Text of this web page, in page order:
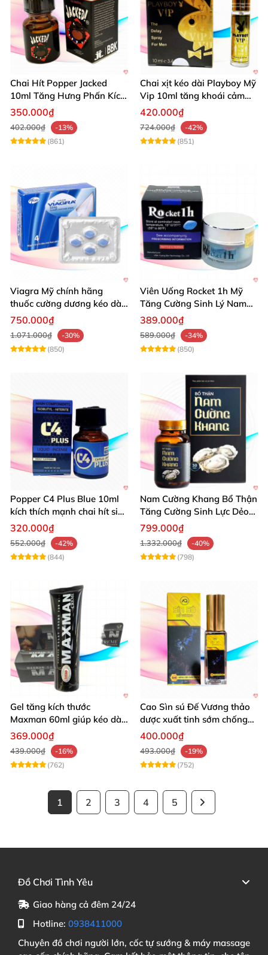
Chai Hít Popper Jacked
10ml Tăng Hưng Phấn Kích
Thích Mạnh Mẽ
350.000₫
402.000₫
-13%
(861)
Chai xịt kéo dài Playboy Mỹ
Vip 10ml tăng khoái cảm
nam
420.000₫
724.000₫
-42%
(851)
Viagra Mỹ chính hãng
thuốc cường dương kéo dài
thời gian hiệu quả cho Nam
750.000₫
1.071.000₫
-30%
(850)
Viên Uống Rocket 1h Mỹ
Tăng Cường Sinh Lý Nam
Hỗ Trợ Mạnh
389.000₫
589.000₫
-34%
(850)
Popper C4 Plus Blue 10ml
kích thích mạnh chai hít siêu
đỉnh
320.000₫
552.000₫
-42%
(844)
Nam Cường Khang Bổ Thận
Tăng Cường Sinh Lực Dẻo
Dai Mạnh Mẽ
799.000₫
1.332.000₫
-40%
(798)
Gel tăng kích thước
Maxman 60ml giúp kéo dài
thời gian quan hệ hiệu quả
369.000₫
439.000₫
-16%
(762)
Cao Sìn sú Đế Vương thảo
dược xuất tinh sớm chống
hiệu quả nhất
400.000₫
493.000₫
-19%
(752)
1 2 3 4 5
Đồ Chơi Tình Yêu
Giao hàng cả đêm 24/24
Hotline: 0938411000
Chuyên đồ chơi người lớn, cốc tự sướng & máy massage